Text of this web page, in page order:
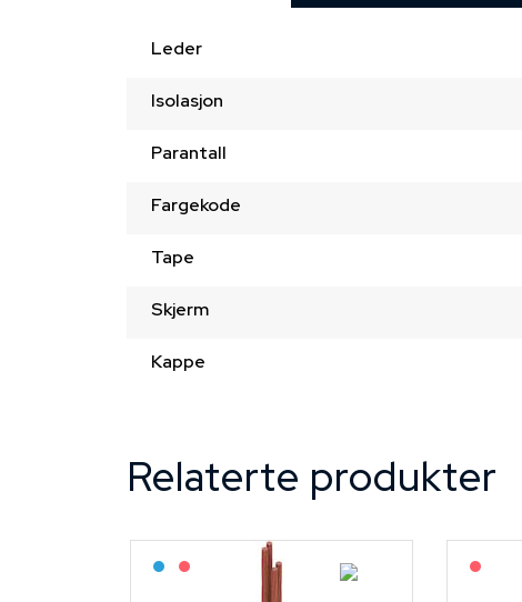
Leder
Isolasjon
Parantall
Fargekode
Tape
Skjerm
Kappe
Relaterte produkter
Bestilling: 2-3 uker
På forespørsel